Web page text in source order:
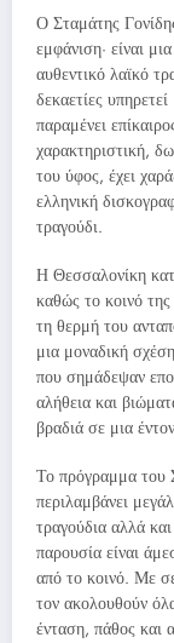
Ο Σταμάτης
εμφάνιση· είναι
αυθεντικό λαϊκό
δεκαετίες
παραμένει
χαρακτηριστική,
του ύφος, έχει
ελληνική
τραγούδι.
Η Θεσσαλονίκη
καθώς το κοινό της
τη θερμή του
μια μοναδική
που σημάδεψαν
αλήθεια και
βραδιά σε μια
Το πρόγραμμα του
περιλαμβάνει
τραγούδια αλλά
παρουσία είναι
από το κοινό. Με
τον ακολουθούν
ένταση, πάθος και